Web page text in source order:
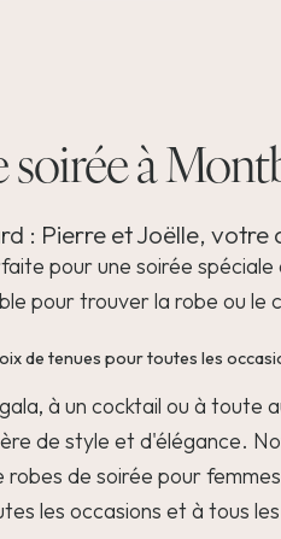
soirée à
: Pierre et Joëlle,
pour une soirée
pour trouver la robe ou le
de tenues pour toutes les
à un cocktail ou à toute
de style et d'élégance.
de soirée pour
les occasions et à tous